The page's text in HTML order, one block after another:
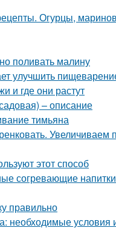
Огурцы,
поливать малину
улучшить
и где они растут
– описание
тимьяна
Увеличиваем
этот способ
согревающие
правильно
необходимые условия